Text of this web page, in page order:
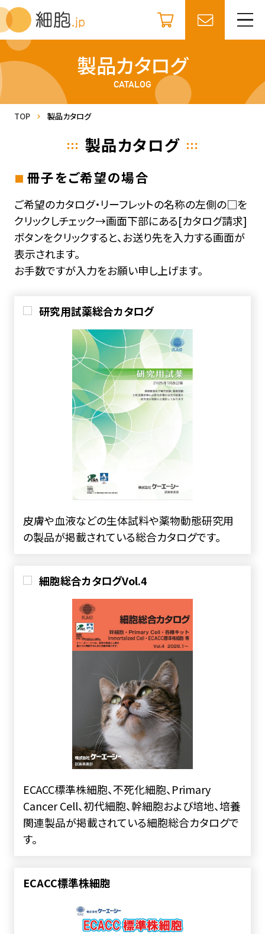
製品カタログ
CATALOG
TOP 製品カタログ
製品カタログ
冊子をご希望の場合
ご希望のカタログ・リーフレットの名称の左側の□を
クリックしチェック→画面下部にある[カタログ請求]
ボタンをクリックすると、お送り先を入力する画面が
表示されます。
お手数ですが入力をお願い申し上げます。
研究用試薬総合カタログ
皮膚や血液などの生体試料や薬物動態研究用
の製品が掲載されている総合カタログです。
細胞総合カタログVol.4
ECACC標準株細胞、不死化細胞、Primary
Cancer Cell、初代細胞、幹細胞および培地、培養
関連製品が掲載されている細胞総合カタログで
す。
ECACC標準株細胞